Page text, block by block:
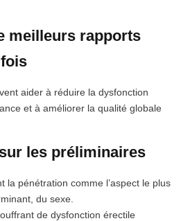
meilleurs rapports
aider à réduire la dysfonction
et à améliorer la qualité globale
les préliminaires
la pénétration comme l’aspect le plus
du sexe.
de dysfonction érectile